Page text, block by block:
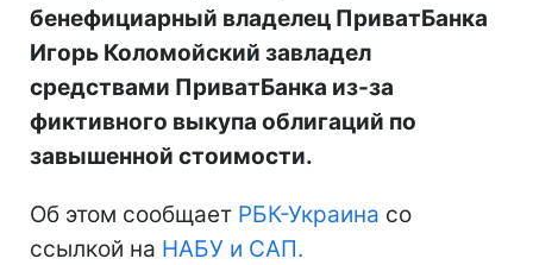
бенефициарный владелец ПриватБанка
Игорь Коломойский завладел
средствами ПриватБанка из-за
фиктивного выкупа облигаций по
завышенной стоимости.
Об этом сообщает РБК-Украина со
ссылкой на НАБУ и САП.